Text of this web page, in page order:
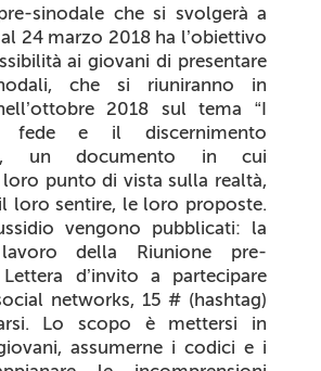
sinodale che si svolgerà a
24 marzo 2018 ha l’obiettivo
ai giovani di presentare
che si riuniranno in
2018 sul tema “I
fede e il discernimento
un documento in cui
punto di vista sulla realtà,
loro sentire, le loro proposte.
vengono pubblicati: la
della Riunione pre-
d’invito a partecipare
networks, 15 # (hashtag)
Lo scopo è mettersi in
assumerne i codici e i